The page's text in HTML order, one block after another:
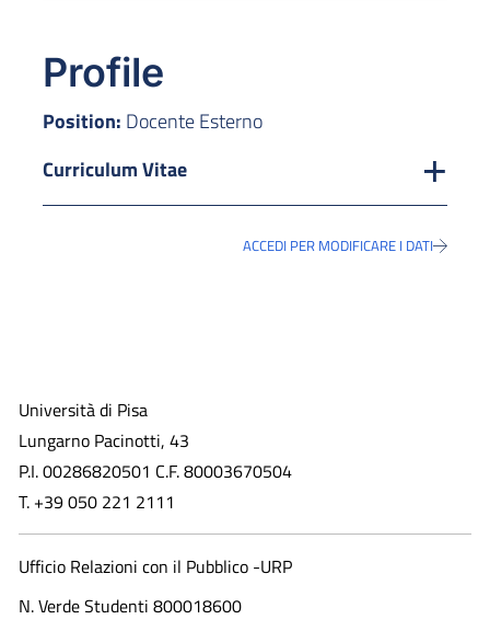
Profile
Position: Docente Esterno
Curriculum Vitae
ACCEDI PER MODIFICARE I DATI
Università di Pisa
Lungarno Pacinotti, 43
P.I. 00286820501 C.F. 80003670504
T. +39 050 221 2111
Ufficio Relazioni con il Pubblico -URP
N. Verde Studenti 800018600​